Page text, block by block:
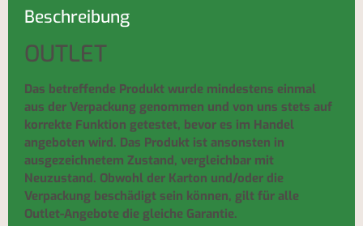
Beschreibung
OUTLET
Das betreffende Produkt wurde mindestens einmal
aus der Verpackung genommen und von uns stets auf
korrekte Funktion getestet, bevor es im Handel
angeboten wird. Das Produkt ist ansonsten in
ausgezeichnetem Zustand, vergleichbar mit
Neuzustand. Obwohl der Karton und/oder die
Verpackung beschädigt sein können, gilt für alle
Outlet-Angebote die gleiche Garantie.